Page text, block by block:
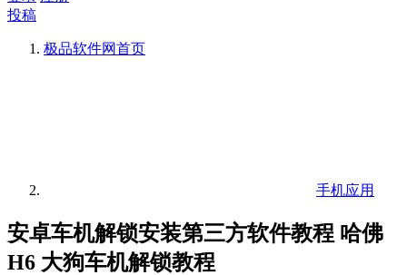
投稿
极品软件网首页
手机应用
安卓车机解锁安装第三方软件教程 哈佛
H6 大狗车机解锁教程